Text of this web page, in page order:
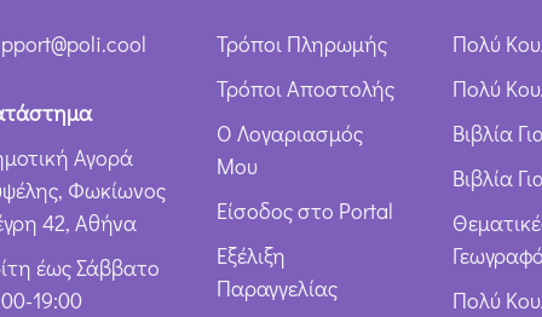
Αγορά
Φωκίωνος
42, Αθήνα
έως Σάββατο
19:00
Τρόποι Πληρωμής
Τρόποι Αποστολής
Ο Λογαριασμός
Μου
Είσοδος στο Portal
Εξέλιξη
Παραγγελίας
Πολύ
Πολύ
Βιβλία
Βιβλία
Πολύ